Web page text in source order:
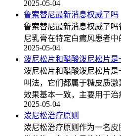
2025-05-04
鲁索替尼最新消息权威了吗
鲁索替尼最新消息权威了
尼乳膏在特定白癜风患者
2025-05-04
泼尼松片和醋酸泼尼松片是
泼尼松片和醋酸泼尼松片
叫法，它们都属于糖皮质
效果基本一致，主要用于
2025-05-04
泼尼松治疗原则
泼尼松治疗原则作为一名